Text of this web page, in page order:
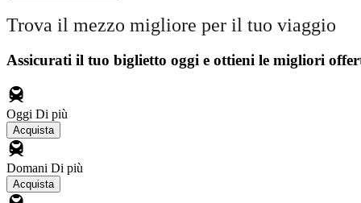
Trova il mezzo migliore per il tuo viaggio
Assicurati il ​​tuo biglietto oggi e ottieni le migliori
Oggi Di più
Acquista
Domani Di più
Acquista